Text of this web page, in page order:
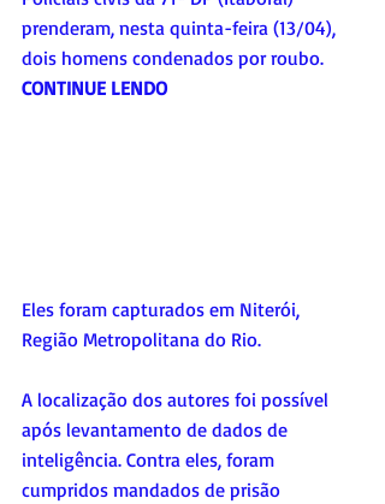
prenderam, nesta quinta-feira (13/04),
dois homens condenados por roubo.
CONTINUE LENDO
Eles foram capturados em Niterói,
Região Metropolitana do Rio.
A localização dos autores foi possível
após levantamento de dados de
inteligência. Contra eles, foram
cumpridos mandados de prisão